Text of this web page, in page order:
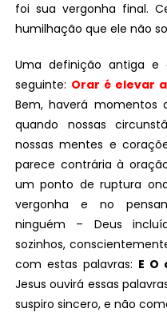
foi sua vergonha final.
humilhação que ele não
Uma definição antiga e
seguinte: Orar é elevar
Bem, haverá momentos
quando nossas
nossas mentes e
parece contrária à
um ponto de ruptura
vergonha e no
ninguém – Deus
sozinhos,
com estas palavras: E O
Jesus ouvirá essas
suspiro sincero, e não